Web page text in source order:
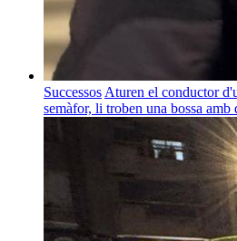
Successos Aturen el conductor
semàfor, li troben una bossa